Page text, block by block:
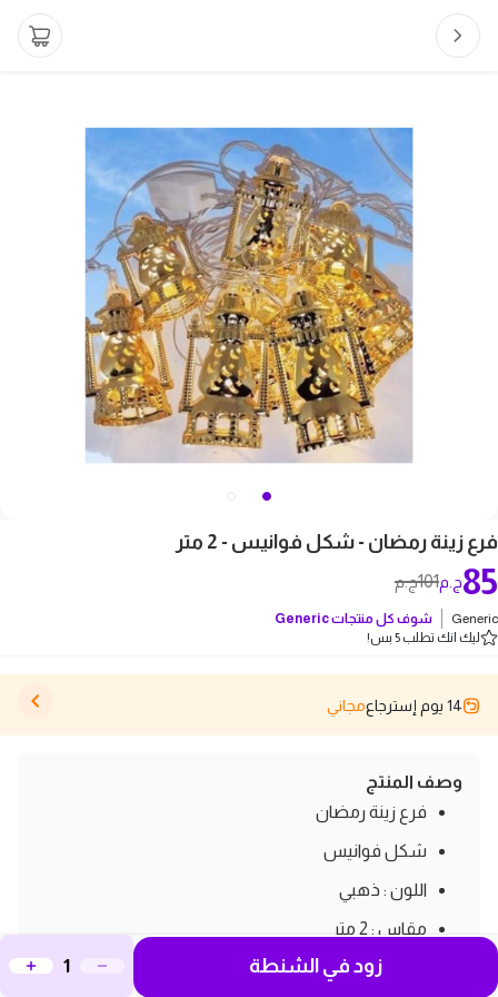
فرع زينة رمضان - شكل فوانيس - 2 متر
101ج.م 85ج.م
Generic شوف كل منتجاتGeneric
ليك انك تطلب 5 بس!
14 يوم إسترجاع مجاني
وصف المنتج
فرع زينة رمضان
شكل فوانيس
اللون : ذهبي
مقاس : 2 متر
الخامة: نحاس
زود في الشنطة